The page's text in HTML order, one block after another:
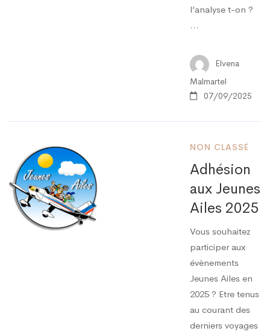
l’analyse t-on ?
…
Elvena
Malmartel
07/09/2025
NON CLASSÉ
Adhésion
aux Jeunes
Ailes 2025
Vous souhaitez
participer aux
évènements
Jeunes Ailes en
2025 ? Etre tenus
au courant des
derniers voyages